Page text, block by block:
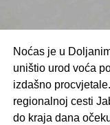
Noćas je u
uništio urod voća
izdašno
regionalnoj cesti
do kraja dana